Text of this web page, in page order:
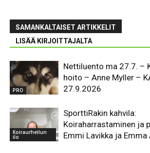
SAMANKALTAISET ARTIKKELIT
LISÄÄ KIRJOITTAJALTA
PRO
Nettiluento ma 27.7. –
hoito – Anne Myller –
27.9.2026
Koiraurheilun
ilo
SporttiRakin kahvila:
Koiraharrastaminen ja
Emmi Lavikka ja Emma